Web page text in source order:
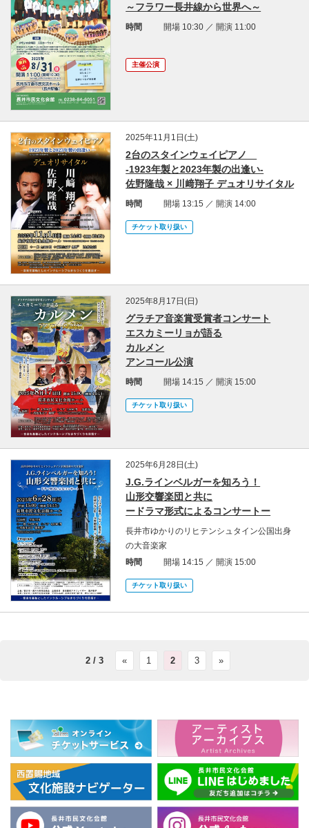
～フラワー長井線から世界へ～
時間 開場 10:30 ／ 開演 11:00
主催公演
2025年11月1日(土)
2台のスタインウェイピアノ
-1923年製と2023年製の出逢い-
佐野隆哉 × 川﨑翔子 デュオリサイタル
時間 開場 13:15 ／ 開演 14:00
チケット取り扱い
2025年8月17日(日)
グラチア音楽賞受賞者コンサート
エスカミーリョが語る
カルメン
アンコール公演
時間 開場 14:15 ／ 開演 15:00
チケット取り扱い
2025年6月28日(土)
J.G.ラインベルガーを知ろう！
山形交響楽団と共に
ードラマ形式によるコンサートー
長井市ゆかりのリヒテンシュタイン公国出身
の大音楽家
時間
開場 14:15 ／ 開演 15:00
チケット取り扱い
2 / 3 « 1 2 3 »